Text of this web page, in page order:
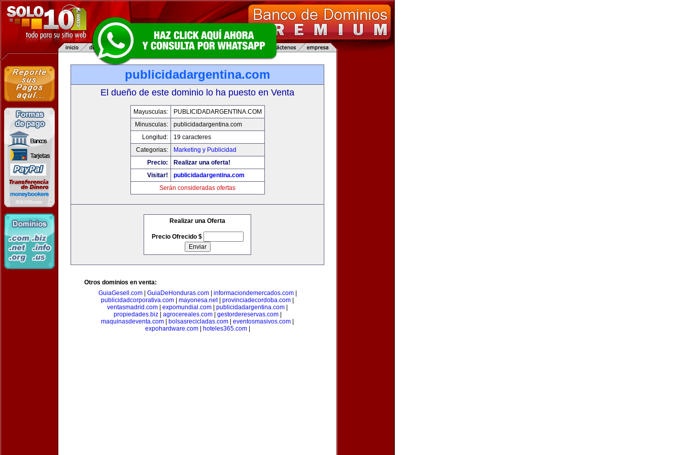
publicidadargentina.com
El dueño de este dominio lo ha puesto en Venta
Mayusculas:
PUBLICIDADARGENTINA.COM
Minusculas:
publicidadargentina.com
Longitud:
19 caracteres
Categorias:
Marketing y Publicidad
Precio:
Realizar una oferta!
Visitar!
publicidadargentina.com
Serán consideradas ofertas
Realizar una Oferta
Precio Ofrecido $
Otros dominios en venta:
GuiaGesell.com| GuiaDeHonduras.com| informaciondemercados.com|
publicidadcorporativa.com
mayonesa.net| provinciadecordoba.com
ventasmadrid.com
expomundial.com publicidadargentina.com
propiedades.biz| agrocereales.com| gestordereservas.com|
maquinasdeventa.com
bolsasrecicladas.com eventosmasivos.com
expohardware.com| hoteles365.com|